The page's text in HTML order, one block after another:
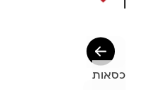
כסאות